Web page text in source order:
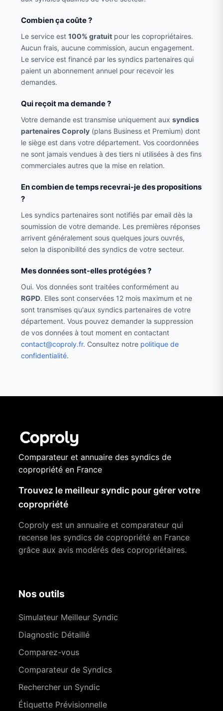
Combien ça coûte ?
Le service est100% gratuit pour les copropriétaires.
Aucun frais, aucune commission, aucun engagement.
Le service est financé par les syndics partenaires qui
paient un abonnement annuel pour recevoir les
demandes.
Qui reçoit ma demande ?
Votre demande est transmise uniquement auxsyndics
partenaires Coproly (plans Business et Premium) dont
le siège est dans votre département. Vos coordonnées
ne sont jamais vendues à des tiers ni utilisées à des fins
commerciales autres que la mise en relation.
En combien de temps recevrai-je des propositions
?
Les syndics partenaires sont notifiés par email dès la
soumission de votre demande. Les premières réponses
arrivent généralement sous quelques jours ouvrés,
selon la disponibilité des syndics de votre secteur.
Mes données sont-elles protégées ?
Oui. Vos données sont traitées conformément au
RGPD. Elles sont conservées 12 mois maximum et ne
sont transmises qu'aux syndics partenaires de votre
département. Vous pouvez demander la suppression
de vos données à tout moment en contactant
contact@coproly.fr. Consultez notre politique de
confidentialité.
Comparateur et annuaire des syndics de
copropriété en France
Trouvez le meilleur syndic pour gérer votre
copropriété
Coproly est un annuaire et comparateur qui
recense les syndics de copropriété en France
grâce aux avis modérés des copropriétaires.
Nos outils
Simulateur Meilleur Syndic
Diagnostic Détaillé
Comparez-vous
Comparateur de Syndics
Rechercher un Syndic
Étiquette Prévisionnelle